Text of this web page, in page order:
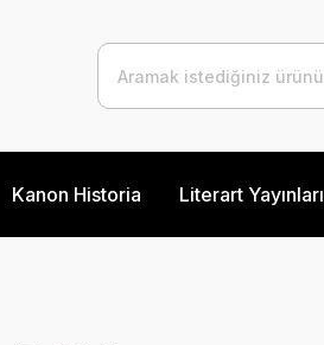
Kanon Historia Literart Yayınları